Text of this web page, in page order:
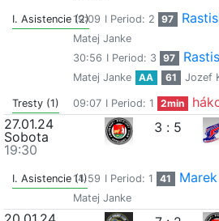
I. Asistencie (2)
19:09 I Period: 2 97
Matej Janke
30:56 I Period: 3 97
Matej Janke
AA 61 Jozef
Tresty (1) 09:07 I Period: 1 2min
27.01.24
Sobota
19:30
3 : 5
I. Asistencie (1)14:59 I Period: 1 41
Matej Janke